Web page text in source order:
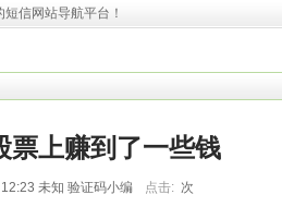
信网站导航平台！
迎广大用户反馈问题网站，本站将第一时间清
票上赚到了一些钱
未知 验证码小编 点击: 次